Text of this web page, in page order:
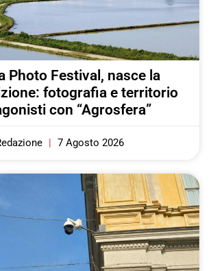
Photo Festival, nasce la
fotografia e territorio
con “Agrosfera”
7 Agosto 2026